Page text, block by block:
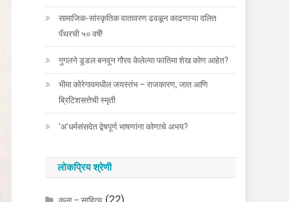
सामाजिक-सांस्कृतिक वातावरण ढवळून काढणाऱ्या दलित
पँथरची ५० वर्षे!
गुगलने डूडल बनवून गौरव केलेल्या फातिमा शेख कोण आहेत?
भीमा कोरेगावमधील जयस्तंभ – राजकारण, जात आणि
ब्रिटिशसत्तेची स्मृती
‘अ’धर्मसंसदेत द्वेषपूर्ण भाषणांना कोणाचे अभय?
लोकप्रिय श्रेणी